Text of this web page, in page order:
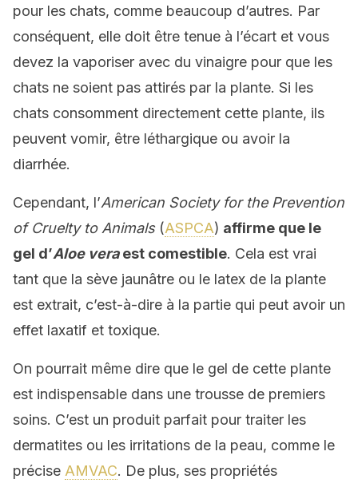
pour les chats, comme beaucoup d’autres. Par
conséquent, elle doit être tenue à l’écart et vous
devez la vaporiser avec du vinaigre pour que les
chats ne soient pas attirés par la plante. Si les
chats consomment directement cette plante, ils
peuvent vomir, être léthargique ou avoir la
diarrhée.
Cependant, l’American Society for the Prevention
of Cruelty to Animals(ASPCA) affirme que le
gel d’Aloe veraest comestible. Cela est vrai
tant que la sève jaunâtre ou le latex de la plante
est extrait, c’est-à-dire à la partie qui peut avoir un
effet laxatif et toxique.
On pourrait même dire que le gel de cette plante
est indispensable dans une trousse de premiers
soins. C’est un produit parfait pour traiter les
dermatites ou les irritations de la peau, comme le
précise AMVAC. De plus, ses propriétés